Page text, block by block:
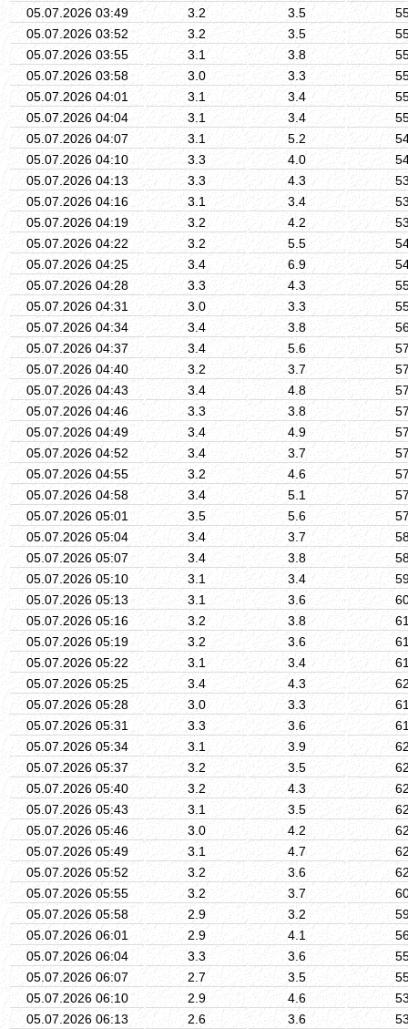
05.07.2026 03:49
3.2 3.5
05.07.2026 03:52
3.2 3.5
05.07.2026 03:55
3.1 3.8
05.07.2026 03:58
3.0 3.3
05.07.2026 04:01
3.1 3.4
05.07.2026 04:04
3.1 3.4
05.07.2026 04:07
3.1 5.2
05.07.2026 04:10
3.3 4.0
05.07.2026 04:13
3.3 4.3
05.07.2026 04:16
3.1 3.4
05.07.2026 04:19
3.2 4.2
05.07.2026 04:22
3.2 5.5
05.07.2026 04:25
3.4 6.9
05.07.2026 04:28
3.3 4.3
05.07.2026 04:31
3.0 3.3
05.07.2026 04:34
3.4 3.8
05.07.2026 04:37
3.4 5.6
05.07.2026 04:40
3.2 3.7
05.07.2026 04:43
3.4 4.8
05.07.2026 04:46
3.3 3.8
05.07.2026 04:49
3.4 4.9
05.07.2026 04:52
3.4 3.7
05.07.2026 04:55
3.2 4.6
05.07.2026 04:58
3.4 5.1
05.07.2026 05:01
3.5 5.6
05.07.2026 05:04
3.4 3.7
05.07.2026 05:07
3.4 3.8
05.07.2026 05:10
3.1 3.4
05.07.2026 05:13
3.1 3.6
05.07.2026 05:16
3.2 3.8
05.07.2026 05:19
3.2 3.6
05.07.2026 05:22
3.1 3.4
05.07.2026 05:25
3.4 4.3
05.07.2026 05:28
3.0 3.3
05.07.2026 05:31
3.3 3.6
05.07.2026 05:34
3.1 3.9
05.07.2026 05:37
3.2 3.5
05.07.2026 05:40
3.2 4.3
05.07.2026 05:43
3.1 3.5
05.07.2026 05:46
3.0 4.2
05.07.2026 05:49
3.1 4.7
05.07.2026 05:52
3.2 3.6
05.07.2026 05:55
3.2 3.7
05.07.2026 05:58
2.9 3.2
05.07.2026 06:01
2.9 4.1
05.07.2026 06:04
3.3 3.6
05.07.2026 06:07
2.7 3.5
05.07.2026 06:10
2.9 4.6
05.07.2026 06:13
2.6 3.6